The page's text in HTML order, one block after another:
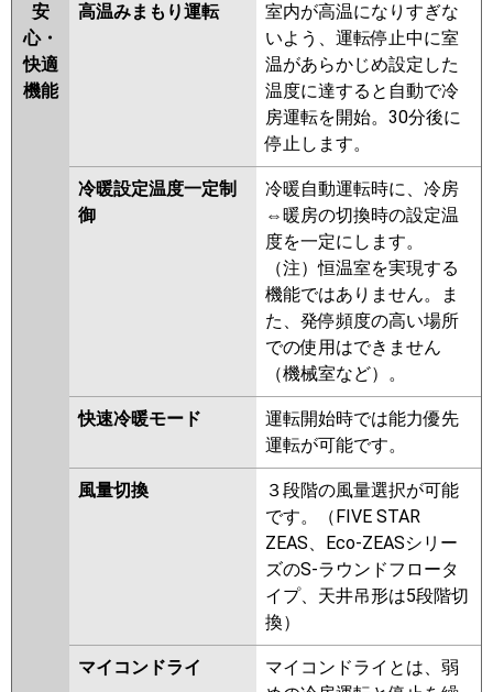
安
心・
快適
機能
高温みまもり運転
室内が高温になりすぎな
いよう、運転停止中に室
温があらかじめ設定した
温度に達すると自動で冷
房運転を開始。30分後に
停止します。
冷暖設定温度一定制
御
冷暖自動運転時に、冷房
⇔暖房の切換時の設定温
度を一定にします。
（注）恒温室を実現する
機能ではありません。ま
た、発停頻度の高い場所
での使用はできません
（機械室など）。
快速冷暖モード
運転開始時では能力優先
運転が可能です。
風量切換
３段階の風量選択が可能
です。（FIVE STAR
ZEAS、Eco-ZEASシリー
ズのS-ラウンドフロータ
イプ、天井吊形は5段階切
換）
マイコンドライ
マイコンドライとは、弱